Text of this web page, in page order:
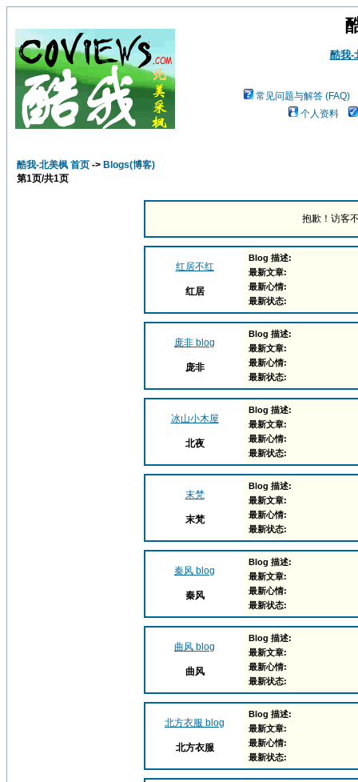
酷我-
常见问题与解答 (FAQ)
个人资料
酷我-北美枫 首页 -> Blogs(博客)
第1页/共1页
抱歉！访客
红居不红
红居
Blog 描述:
最新文章:
最新心情:
最新状态:
庞非 blog
庞非
Blog 描述:
最新文章:
最新心情:
最新状态:
冰山小木屋
北夜
Blog 描述:
最新文章:
最新心情:
最新状态:
末梵
末梵
Blog 描述:
最新文章:
最新心情:
最新状态:
秦风 blog
秦风
Blog 描述:
最新文章:
最新心情:
最新状态:
曲风 blog
曲风
Blog 描述:
最新文章:
最新心情:
最新状态:
北方衣服 blog
北方衣服
Blog 描述:
最新文章:
最新心情:
最新状态: